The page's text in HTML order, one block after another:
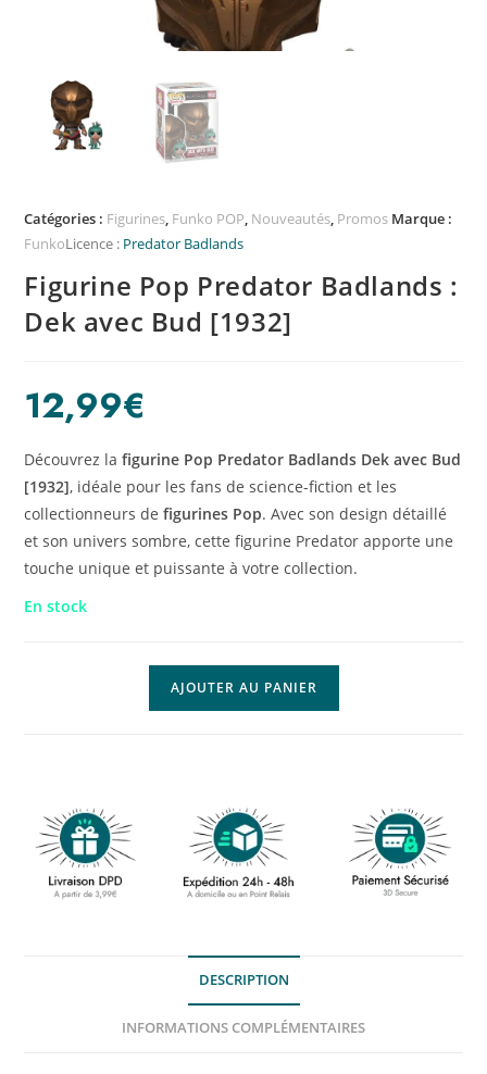
Catégories : Figurines, Funko POP, Nouveautés, Promos Marque :
FunkoLicence : Predator Badlands
Figurine Pop Predator Badlands :
Dek avec Bud [1932]
12,99€
Découvrez lafigurine Pop Predator Badlands Dek avec Bud
[1932], idéale pour les fans de science-fiction et les
collectionneurs defigurines Pop. Avec son design détaillé
et son univers sombre, cette figurine Predator apporte une
touche unique et puissante à votre collection.
En stock
AJOUTER AU PANIER
DESCRIPTION
INFORMATIONS COMPLÉMENTAIRES